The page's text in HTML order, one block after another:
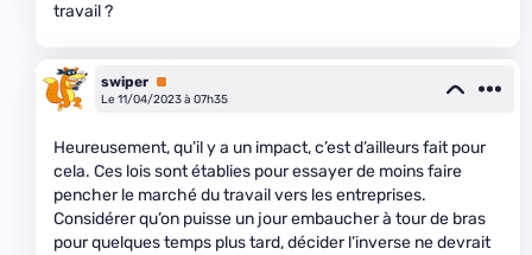
travail ?
swiper Premium
Le 11/04/2023 à 07h35
Heureusement, qu’il y a un impact, c’est d’ailleurs fait pour
cela. Ces lois sont établies pour essayer de moins faire
pencher le marché du travail vers les entreprises.
Considérer qu’on puisse un jour embaucher à tour de bras
pour quelques temps plus tard, décider l’inverse ne devrait